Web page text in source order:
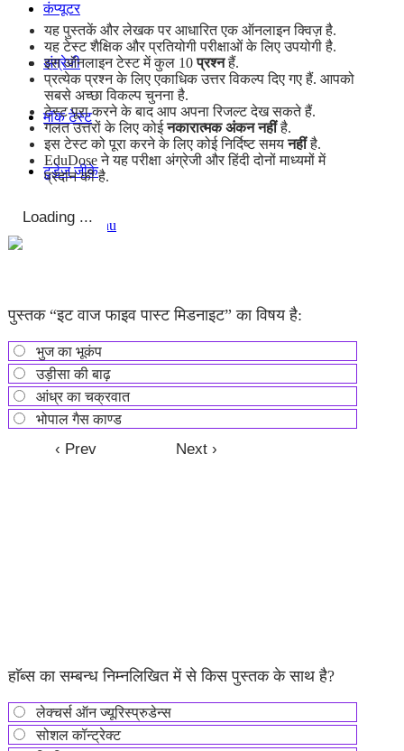
कंप्यूटर
अंग्रेजी
मॉक टेस्ट
टुडेज जीके
Menu Menu
यह पुस्तकें और लेखक पर आधारित एक ऑनलाइन क्विज़ है.
यह टेस्ट शैक्षिक और प्रतियोगी परीक्षाओं के लिए उपयोगी है.
इस ऑनलाइन टेस्ट में कुल 10प्रश्नहैं.
प्रत्येक प्रश्न के लिए एकाधिक उत्तर विकल्प दिए गए हैं. आपको
सबसे अच्छा विकल्प चुनना है.
टेस्ट पूरा करने के बाद आप अपना रिजल्ट देख सकते हैं.
गलत उत्तरों के लिए कोईनकारात्मक अंकन नहींहै.
इस टेस्ट को पूरा करने के लिए कोई निर्दिष्ट समयनहींहै.
EduDose ने यह परीक्षा अंग्रेजी और हिंदी दोनों माध्यमों में
प्रदान की है.
पुस्तक “इट वाज फाइव पास्ट मिडनाइट” का विषय है:
भुज का भूकंप
उड़ीसा की बाढ़
आंध्र का चक्रवात
भोपाल गैस काण्ड
हाॅब्स का सम्बन्ध निम्नलिखित में से किस पुस्तक के साथ है?
लेक्चर्स ऑन ज्यूरिस्प्रुडेन्स
सोशल कॉन्ट्रेक्ट